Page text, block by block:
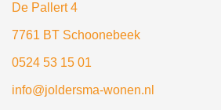
De Pallert 4
7761 BT Schoonebeek
0524 53 15 01
info@joldersma-wonen.nl